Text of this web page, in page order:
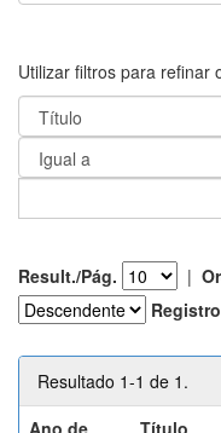
Utilizar filtros para refinar
Result./Pág. |
Resultado 1-1 de 1.
Ano de
Título